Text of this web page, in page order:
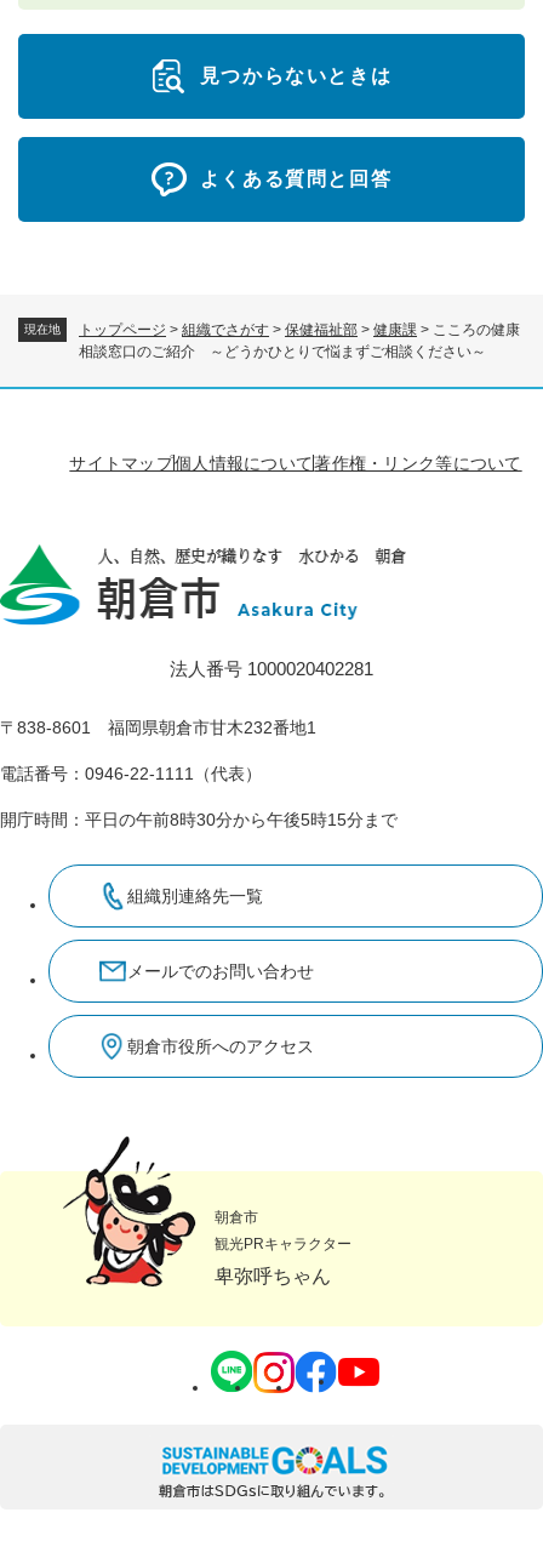
現在地 トップページ > 組織でさがす > 保健福祉部 > 健康課 > こころの健康
相談窓口のご紹介 ～どうかひとりで悩まずご相談ください～
見つからないときは
よくある質問と回答
サイトマップ個人情報について著作権・リンク等について
法人番号 1000020402281
〒838-8601 福岡県朝倉市甘木232番地1
電話番号：0946-22-1111（代表）
開庁時間：平日の午前8時30分から午後5時15分まで
組織別連絡先一覧
メールでのお問い合わせ
朝倉市役所へのアクセス
朝倉市
観光PRキャラクター
卑弥呼ちゃん